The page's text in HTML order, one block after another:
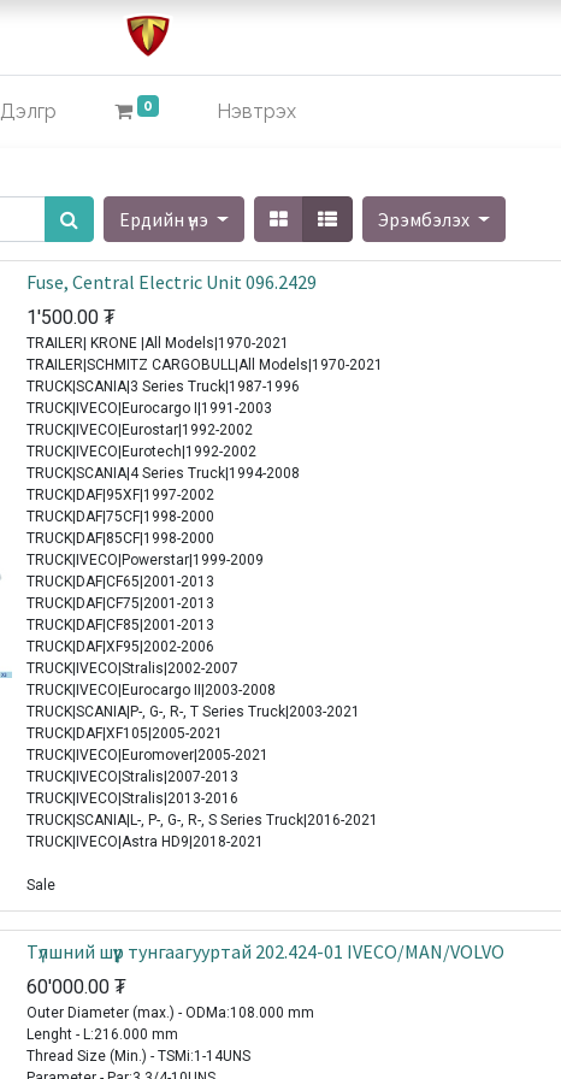
Дэлгүүр 0 Нэвтрэх
Ердийн үнэ Эрэмбэлэх
Fuse, Central Electric Unit 096.2429
1'500.00 ₮
TRAILER| KRONE |All Models|1970-2021
TRAILER|SCHMITZ CARGOBULL|All Models|1970-2021
TRUCK|SCANIA|3 Series Truck|1987-1996
TRUCK|IVECO|Eurocargo I|1991-2003
TRUCK|IVECO|Eurostar|1992-2002
TRUCK|IVECO|Eurotech|1992-2002
TRUCK|SCANIA|4 Series Truck|1994-2008
TRUCK|DAF|95XF|1997-2002
TRUCK|DAF|75CF|1998-2000
TRUCK|DAF|85CF|1998-2000
TRUCK|IVECO|Powerstar|1999-2009
TRUCK|DAF|CF65|2001-2013
TRUCK|DAF|CF75|2001-2013
TRUCK|DAF|CF85|2001-2013
TRUCK|DAF|XF95|2002-2006
TRUCK|IVECO|Stralis|2002-2007
TRUCK|IVECO|Eurocargo II|2003-2008
TRUCK|SCANIA|P-, G-, R-, T Series Truck|2003-2021
TRUCK|DAF|XF105|2005-2021
TRUCK|IVECO|Euromover|2005-2021
TRUCK|IVECO|Stralis|2007-2013
TRUCK|IVECO|Stralis|2013-2016
TRUCK|SCANIA|L-, P-, G-, R-, S Series Truck|2016-2021
TRUCK|IVECO|Astra HD9|2018-2021
Sale
Түлшний шүүр тунгаагууртай 202.424-01 IVECO/MAN/VOLVO
60'000.00 ₮
Outer Diameter (max.) - ODMa:108.000 mm
Lenght - L:216.000 mm
Thread Size (Min.) - TSMi:1-14UNS